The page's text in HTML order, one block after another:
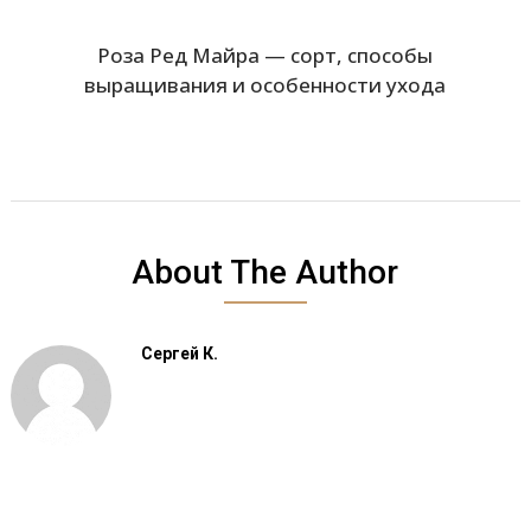
Роза Ред Майра — сорт, способы
выращивания и особенности ухода
About The Author
Сергей К.